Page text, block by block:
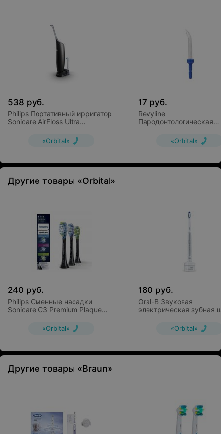
538 руб.
Philips Портативный ирригатор
Sonicare AirFloss Ultra
«Orbital»
17 руб.
Revyline
Пародонтологическая
300/400/500/700
«Orbital»
Другие товары «Orbital»
240 руб.
Philips Сменные насадки
Sonicare C3 Premium Plaque
«Orbital»
180 руб.
Oral-B Звуковая
электрическая зубная
«Orbital»
Другие товары «Braun»